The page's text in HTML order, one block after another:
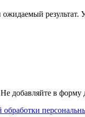
результат.
добавляйте в
обработки